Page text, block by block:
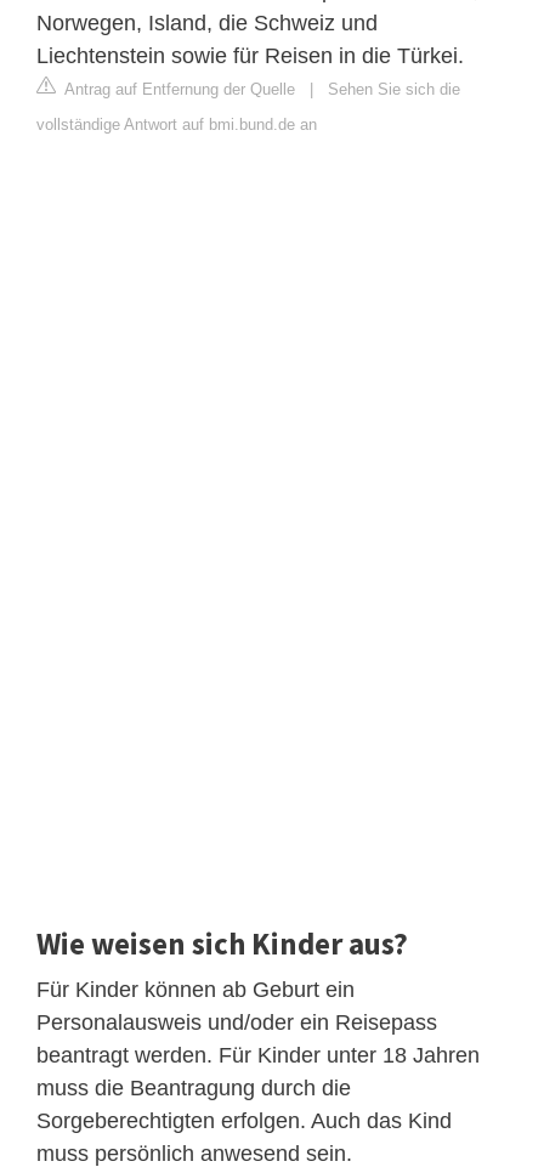
Norwegen, Island, die Schweiz und
Liechtenstein sowie für Reisen in die Türkei.
Antrag auf Entfernung der Quelle | Sehen Sie sich die
vollständige Antwort auf bmi.bund.de an
Wie weisen sich Kinder aus?
Für Kinder können ab Geburt ein
Personalausweis und/oder ein Reisepass
beantragt werden. Für Kinder unter 18 Jahren
muss die Beantragung durch die
Sorgeberechtigten erfolgen. Auch das Kind
muss persönlich anwesend sein.